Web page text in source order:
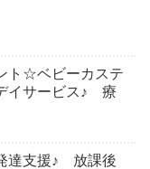
ト☆ベビーカステ
イサービス♪ 療
達支援♪ 放課後